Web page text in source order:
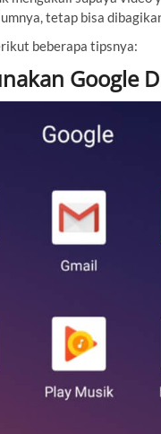
tetap bisa
beberapa tipsnya:
Google